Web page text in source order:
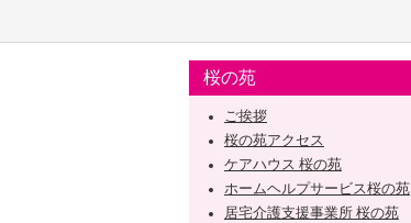
桜の苑
ご挨拶
桜の苑アクセス
ケアハウス 桜の苑
ホームヘルプサービス桜の苑
居宅介護支援事業所 桜の苑